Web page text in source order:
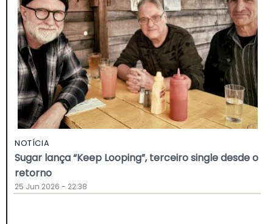
NOTÍCIA
Sugar lança “Keep Looping”, terceiro single desde o
retorno
25 Jun 2026 - 22:38